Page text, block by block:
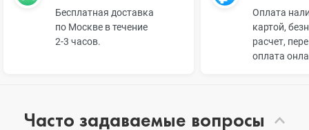
Бесплатная доставка
по Москве в течение
2-3 часов.
Оплата
картой,
расчет,
оплата
Часто задаваемые вопросы